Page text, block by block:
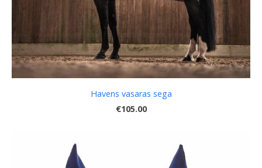
Havens vasaras sega
€105.00